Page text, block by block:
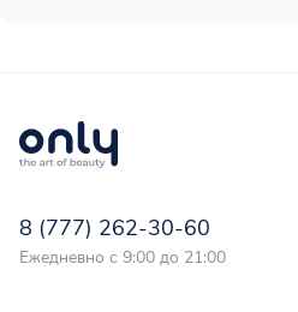
8 (777) 262-30-60
Ежедневно с 9:00 до 21:00